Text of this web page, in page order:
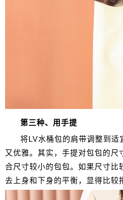
第三种、用手提
将LV水桶包的肩带调整到适
又优雅。其实，手提对包包的尺
合尺寸较小的包包。如果尺寸比
去上身和下身的平衡，显得比较